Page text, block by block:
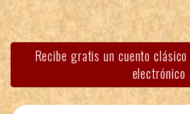
Recibe gratis un cuento
electrónico